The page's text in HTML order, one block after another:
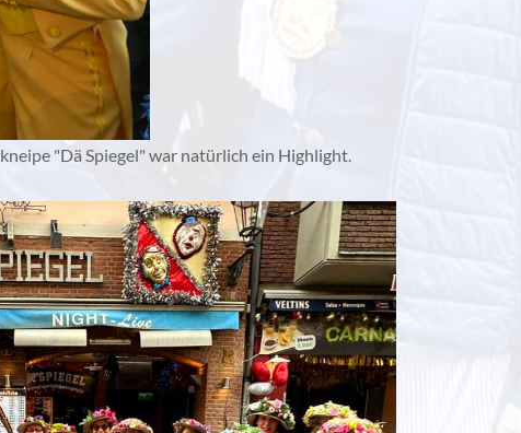
"Dä Spiegel" war natürlich ein Highlight.